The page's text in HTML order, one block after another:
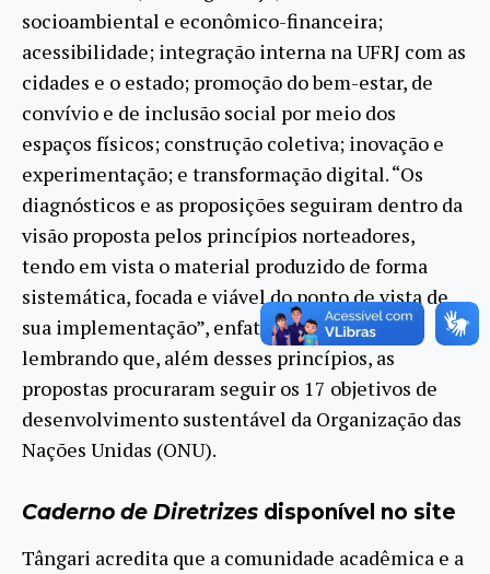
socioambiental e econômico-financeira;
acessibilidade; integração interna na UFRJ com as
cidades e o estado; promoção do bem-estar, de
convívio e de inclusão social por meio dos
espaços físicos; construção coletiva; inovação e
experimentação; e transformação digital. “Os
diagnósticos e as proposições seguiram dentro da
visão proposta pelos princípios norteadores,
tendo em vista o material produzido de forma
sistemática, focada e viável do ponto de vista de
sua implementação”, enfatizou Vera Tângari,
lembrando que, além desses princípios, as
propostas procuraram seguir os 17 objetivos de
desenvolvimento sustentável da Organização das
Nações Unidas (ONU).
Caderno de Diretrizes disponível no site
Tângari acredita que a comunidade acadêmica e a